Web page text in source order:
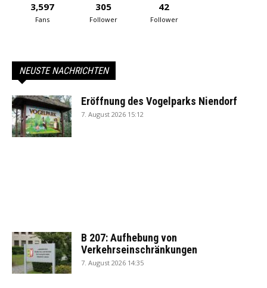
3,597
Fans
305
Follower
42
Follower
NEUSTE NACHRICHTEN
Eröffnung des Vogelparks Niendorf
7. August 2026 15:12
B 207: Aufhebung von
Verkehrseinschränkungen
7. August 2026 14:35